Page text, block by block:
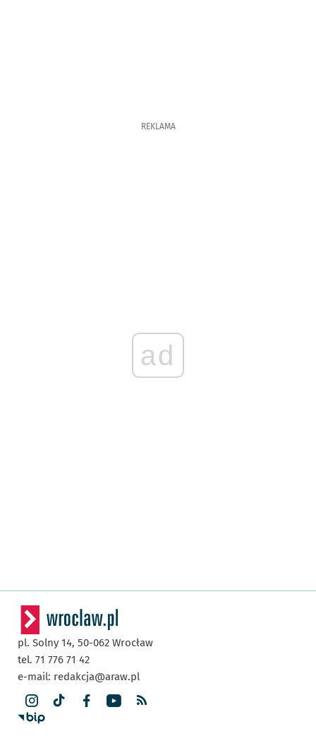
REKLAMA
ad
pl. Solny 14, 50-062 Wrocław
tel. 71 776 71 42
e-mail: redakcja@araw.pl